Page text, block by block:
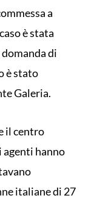
a
è stata
di
è stato
Galeria.
il centro
agenti hanno
italiane di 27